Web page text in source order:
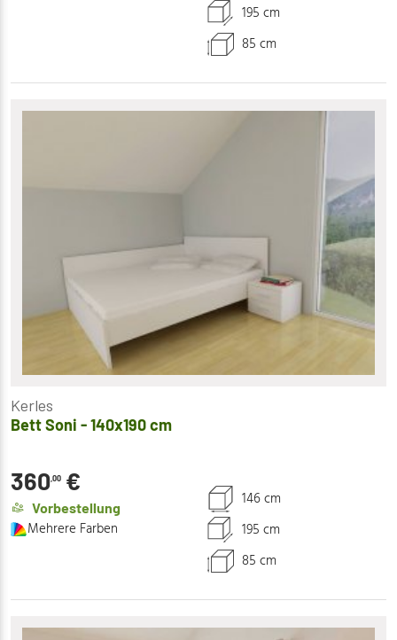
195 cm
85 cm
Kerles
Bett Soni - 140x190 cm
360,00 €
Vorbestellung
Mehrere Farben
146 cm
195 cm
85 cm